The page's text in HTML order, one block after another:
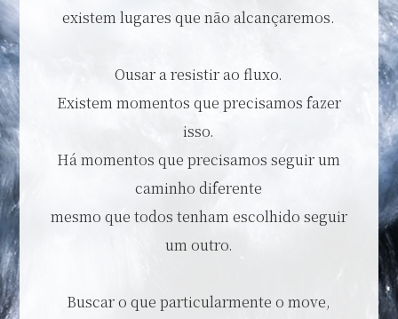
existem lugares que não alcançaremos.
Ousar a resistir ao fluxo.
Existem momentos que precisamos fazer
isso.
Há momentos que precisamos seguir um
caminho diferente
mesmo que todos tenham escolhido seguir
um outro.
Buscar o que particularmente o move,